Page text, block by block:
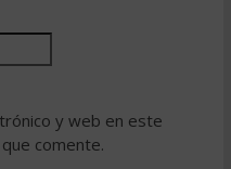
y web en este
comente.